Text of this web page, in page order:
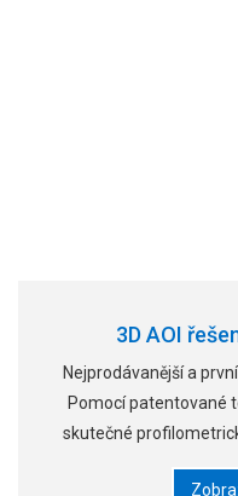
3D AOI
Nejprodávanější a
Pomocí patentované
skutečné